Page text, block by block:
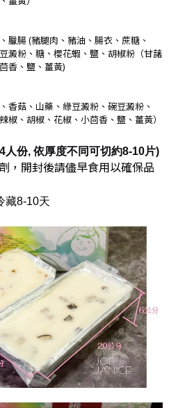
臘腸 (豬腿肉、豬油、腸衣、蔗糖 、
澱粉、糖、櫻花蝦、鹽、胡椒粉（甘藷
香、鹽、薑黃)
香菇、山藥、綠豆澱粉、碗豆澱粉、
椒、胡椒、花椒、小茴香、鹽、薑黃）
人份, 依厚度不同可切約8-10片)
，開封後請儘早食用以確保品
藏8-10天